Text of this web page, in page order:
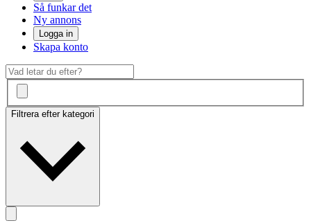
Så funkar det
Ny annons
Logga in
Skapa konto
Filtrera efter kategori